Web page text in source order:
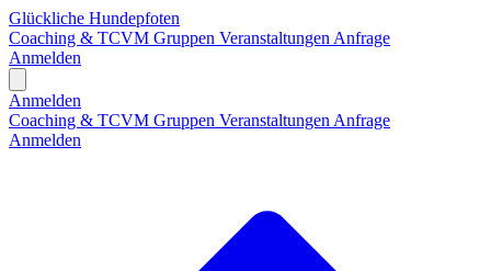
Glückliche Hundepfoten
Coaching & TCVM Gruppen Veranstaltungen Anfrage
Anmelden
Anmelden
Coaching & TCVM Gruppen Veranstaltungen Anfrage
Anmelden